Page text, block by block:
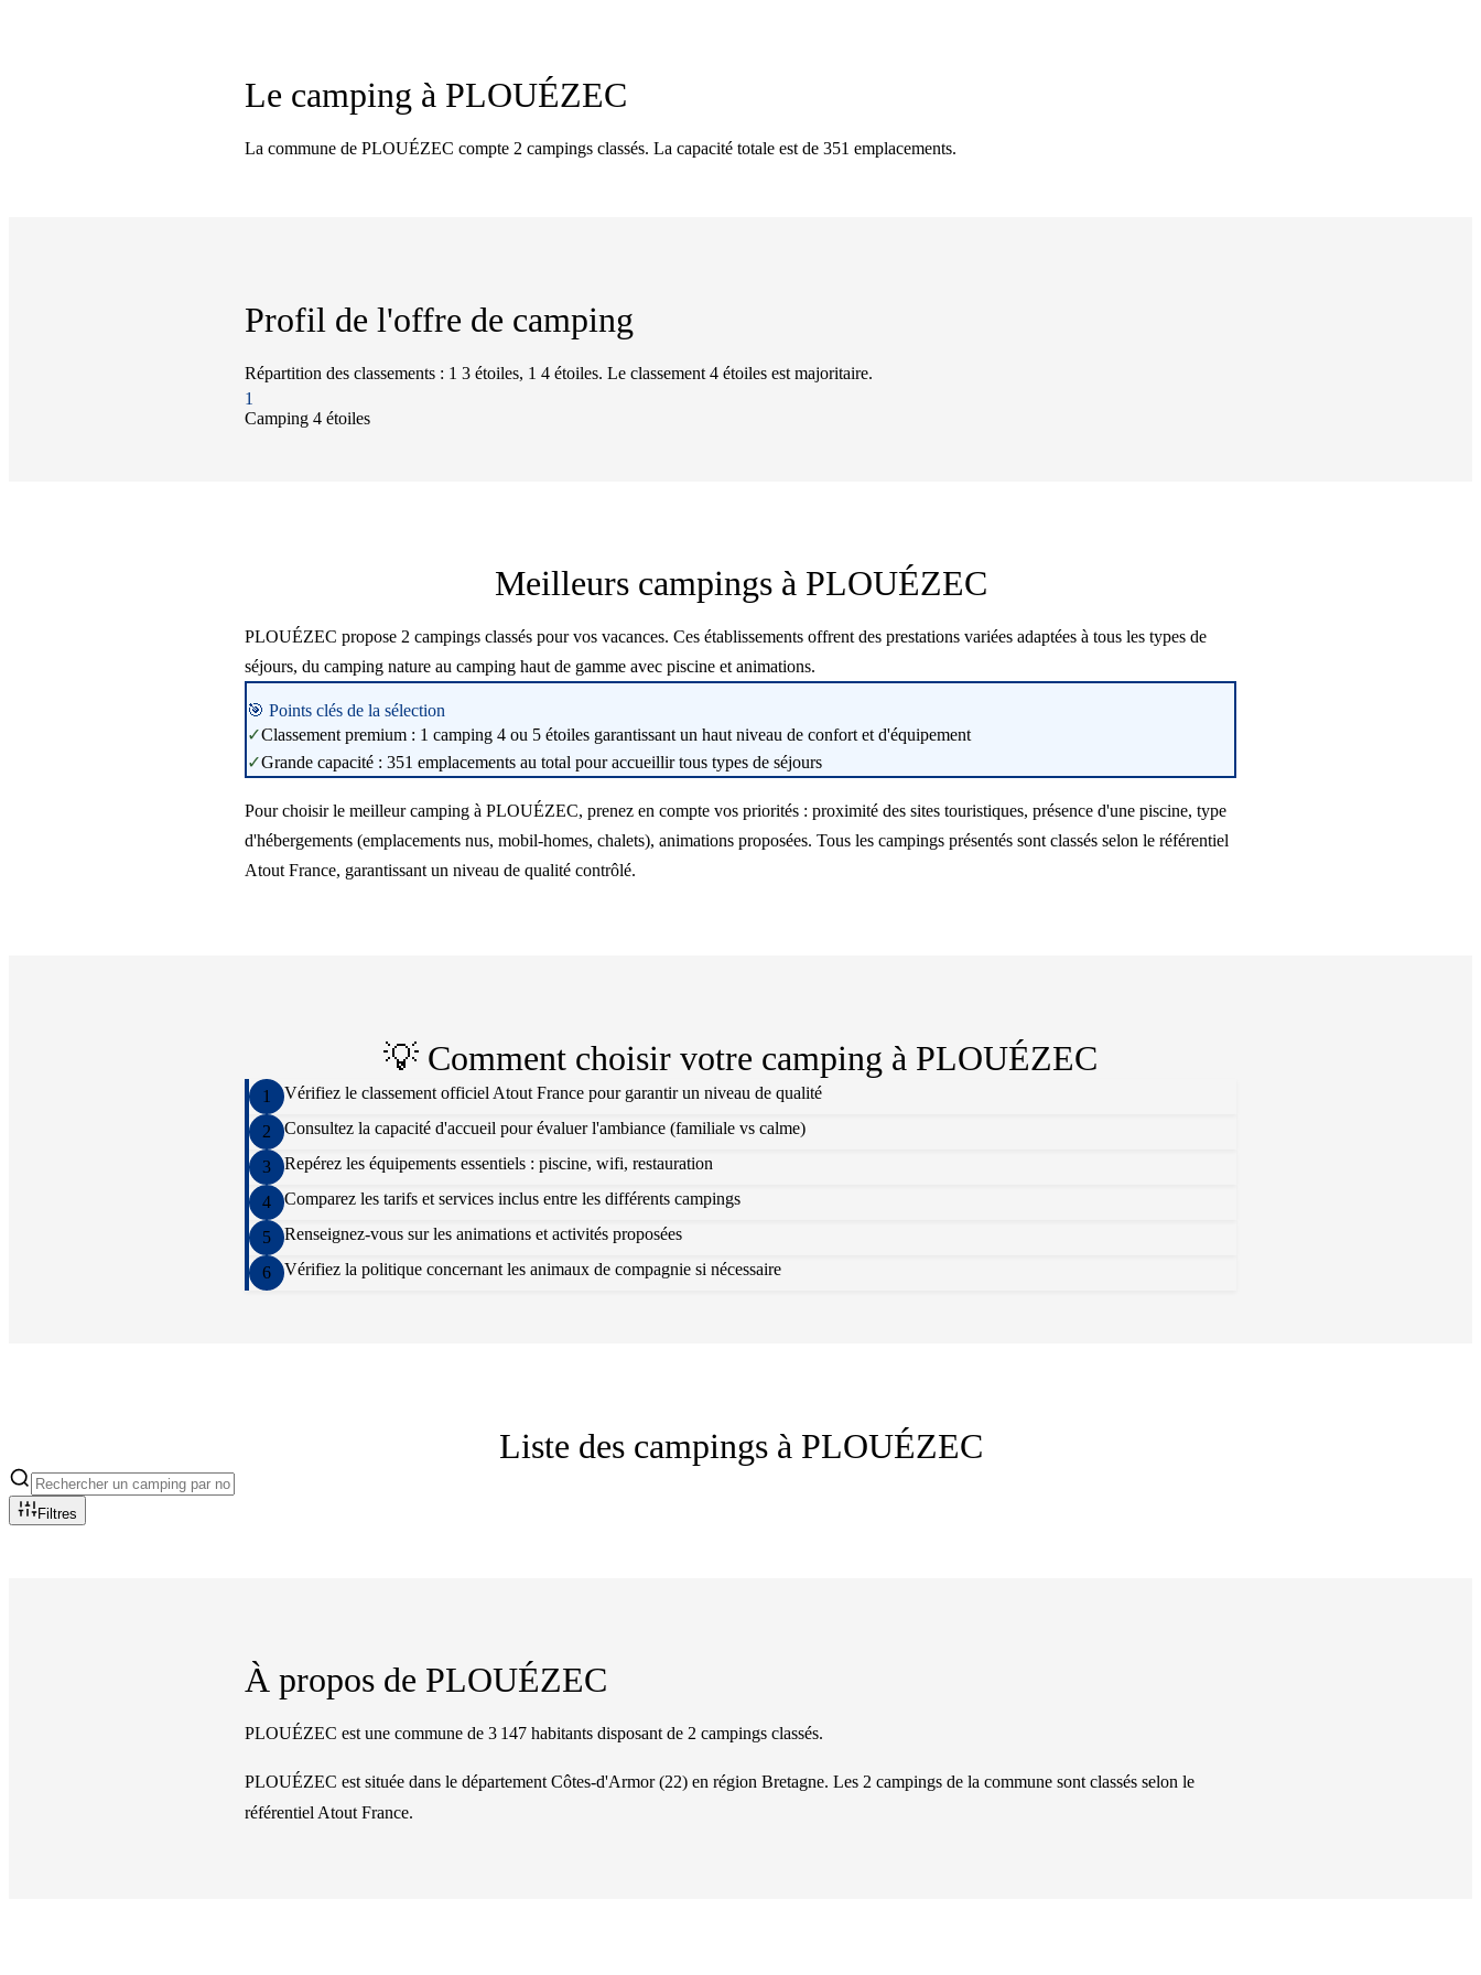
Le camping à PLOUÉZEC
La commune de PLOUÉZEC compte 2 campings classés. La capacité totale est de 351 emplacements.
Profil de l'offre de camping
Répartition des classements : 1 3 étoiles, 1 4 étoiles. Le classement 4 étoiles est majoritaire.
1
Camping 4 étoiles
Meilleurs campings à PLOUÉZEC
PLOUÉZEC propose 2 campings classés pour vos vacances. Ces établissements offrent des prestations variées adaptées à tous les types de
séjours, du camping nature au camping haut de gamme avec piscine et animations.
🎯 Points clés de la sélection
✓Classement premium : 1 camping 4 ou 5 étoiles garantissant un haut niveau de confort et d'équipement
✓Grande capacité : 351 emplacements au total pour accueillir tous types de séjours
Pour choisir le meilleur camping à PLOUÉZEC, prenez en compte vos priorités : proximité des sites touristiques, présence d'une piscine, type
d'hébergements (emplacements nus, mobil-homes, chalets), animations proposées. Tous les campings présentés sont classés selon le référentiel
Atout France, garantissant un niveau de qualité contrôlé.
💡 Comment choisir votre camping à PLOUÉZEC
1 Vérifiez le classement officiel Atout France pour garantir un niveau de qualité
2 Consultez la capacité d'accueil pour évaluer l'ambiance (familiale vs calme)
3 Repérez les équipements essentiels : piscine, wifi, restauration
4 Comparez les tarifs et services inclus entre les différents campings
5 Renseignez-vous sur les animations et activités proposées
6 Vérifiez la politique concernant les animaux de compagnie si nécessaire
Liste des campings à PLOUÉZEC
Filtres
À propos de PLOUÉZEC
PLOUÉZEC est une commune de 3 147 habitants disposant de 2 campings classés.
PLOUÉZEC est située dans le département Côtes-d'Armor(22) en région Bretagne. Les 2 campings de la commune sont classés selon le
référentiel Atout France.